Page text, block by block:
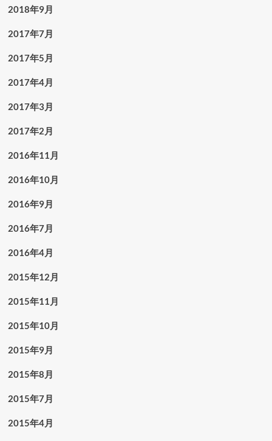
2018年9月
2017年7月
2017年5月
2017年4月
2017年3月
2017年2月
2016年11月
2016年10月
2016年9月
2016年7月
2016年4月
2015年12月
2015年11月
2015年10月
2015年9月
2015年8月
2015年7月
2015年4月